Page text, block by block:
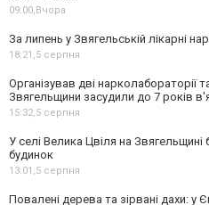
09:00, Вчора
За липень у Звягельській лікарні
18:21,5 серпня
Організував дві нарколабораторії
Звягельщини засудили до 7 років
15:32,5 серпня
У селі Велика Цвіля на
будинок
13:01,5 серпня
Повалені дерева та зірвані дахи: у